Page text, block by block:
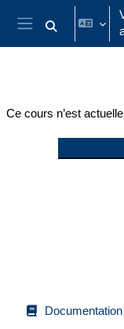
Passer au contenu
Panneau latéral
Activer/
Ce cours n’est